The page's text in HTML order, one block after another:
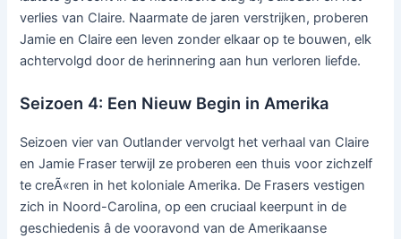
verlies van Claire. Naarmate de jaren verstrijken, proberen
Jamie en Claire een leven zonder elkaar op te bouwen, elk
achtervolgd door de herinnering aan hun verloren liefde.
Seizoen 4: Een Nieuw Begin in Amerika
Seizoen vier van Outlander vervolgt het verhaal van Claire
en Jamie Fraser terwijl ze proberen een thuis voor zichzelf
te creÃ«ren in het koloniale Amerika. De Frasers vestigen
zich in Noord-Carolina, op een cruciaal keerpunt in de
geschiedenis â de vooravond van de Amerikaanse